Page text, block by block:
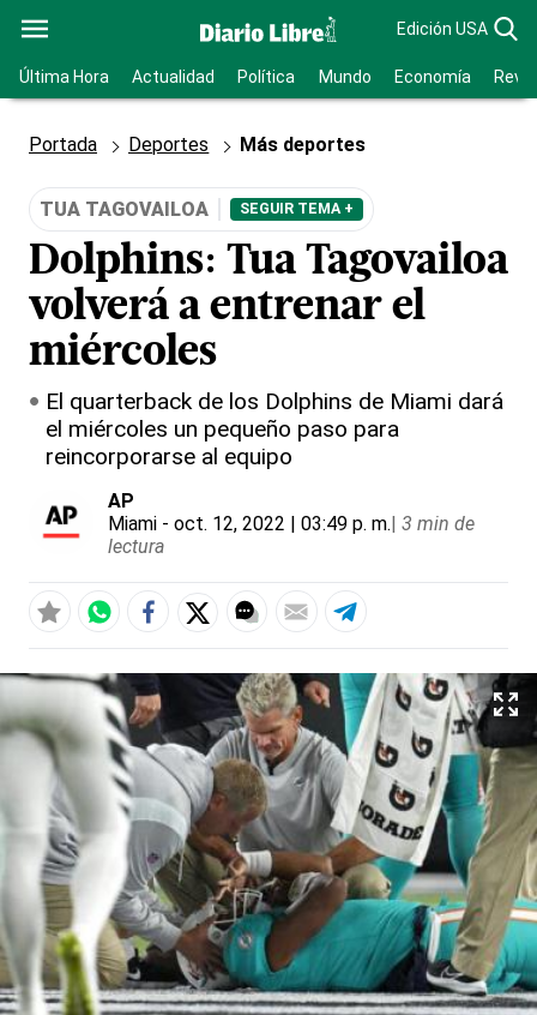
Edición USA
Última Hora Actualidad Política Mundo Economía
Portada Deportes Más deportes
TUA TAGOVAILOA SEGUIR TEMA +
Dolphins: Tua Tagovailoa
volverá a entrenar el
miércoles
El quarterback de los Dolphins de Miami dará
el miércoles un pequeño paso para
reincorporarse al equipo
AP
Miami - oct. 12, 2022 | 03:49 p. m.| 3 min de
lectura